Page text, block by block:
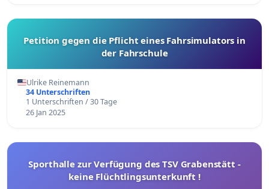
Petition gegen die Pflicht eines Fahrsimulators in
der Fahrschule
Ulrike Reinemann
34 Unterschriften
1 Unterschriften / 30 Tage
26 Jan 2025
Sporthalle zur Verfügung des TSV Grabenstätt -
keine Flüchtlingsunterkunft !